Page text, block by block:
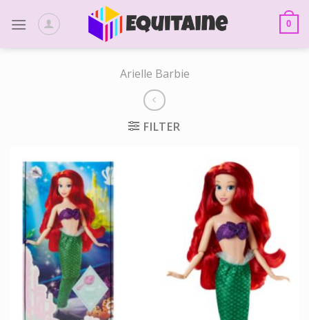
0
Arielle Barbie
FILTER